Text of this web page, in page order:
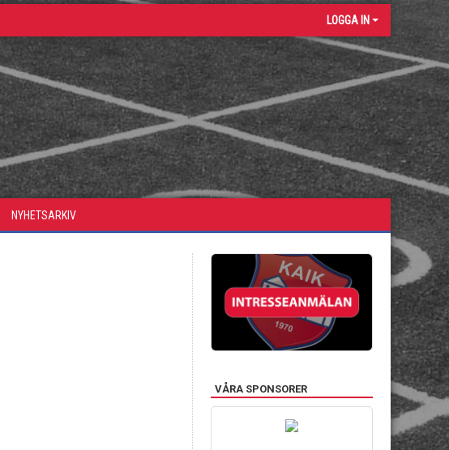
LOGGA IN
NYHETSARKIV
VÅRA SPONSORER